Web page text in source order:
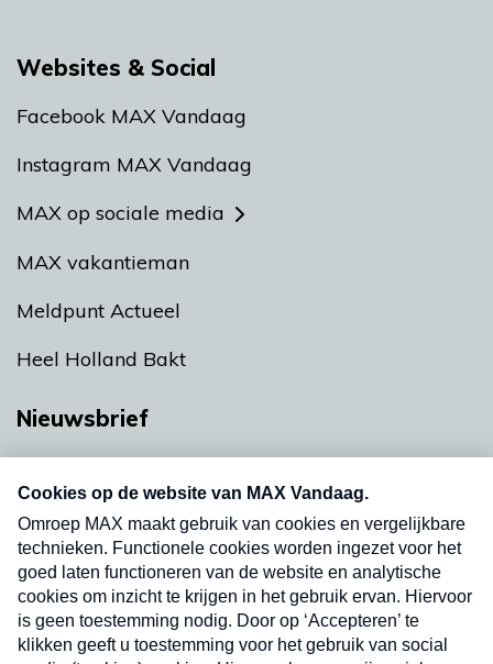
Websites & Social
Facebook MAX Vandaag
Instagram MAX Vandaag
MAX op sociale media
MAX vakantieman
Meldpunt Actueel
Heel Holland Bakt
Nieuwsbrief
nieuwsbrief. Elke vrijdag- en dinsdagochtend in
uw mailbox.
Verzend